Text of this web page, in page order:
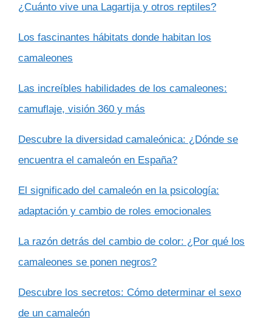
¿Cuánto vive una Lagartija y otros reptiles?
Los fascinantes hábitats donde habitan los
camaleones
Las increíbles habilidades de los camaleones:
camuflaje, visión 360 y más
Descubre la diversidad camaleónica: ¿Dónde se
encuentra el camaleón en España?
El significado del camaleón en la psicología:
adaptación y cambio de roles emocionales
La razón detrás del cambio de color: ¿Por qué los
camaleones se ponen negros?
Descubre los secretos: Cómo determinar el sexo
de un camaleón